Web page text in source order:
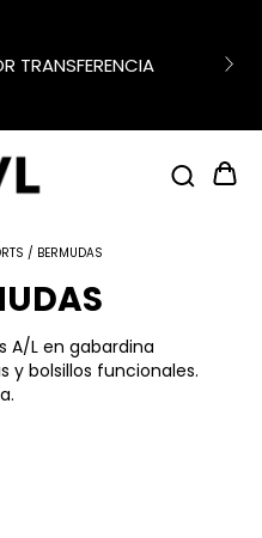
/ BERMUDAS
A/L en gabardina
y bolsillos funcionales.